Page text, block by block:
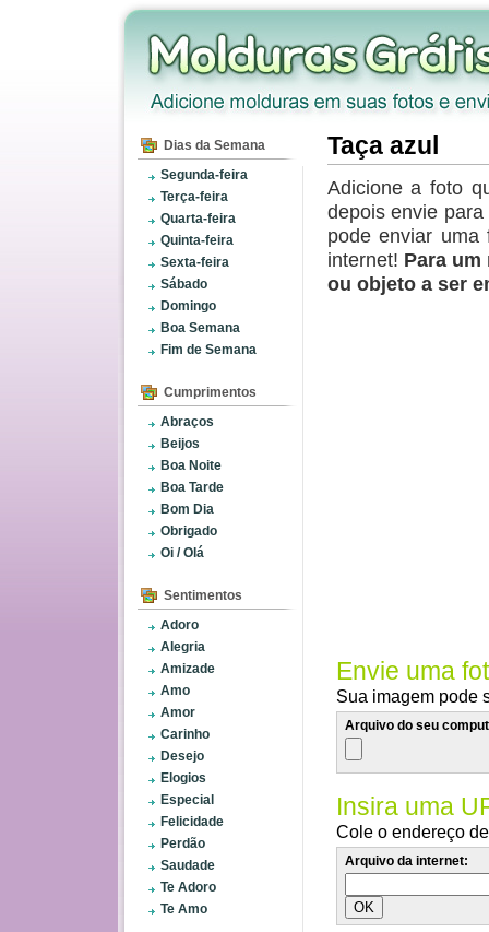
Dias da Semana
Segunda-feira
Terça-feira
Quarta-feira
Quinta-feira
Sexta-feira
Sábado
Domingo
Boa Semana
Fim de Semana
Cumprimentos
Abraços
Beijos
Boa Noite
Boa Tarde
Bom Dia
Obrigado
Oi / Olá
Sentimentos
Adoro
Alegria
Amizade
Amo
Amor
Carinho
Desejo
Elogios
Especial
Felicidade
Perdão
Saudade
Te Adoro
Te Amo
Taça azul
Adicione a foto
depois envie
pode enviar
internet! Para
ou objeto a ser
Envie uma
Sua imagem pode
Arquivo do seu
Insira uma
Cole o endereço
Arquivo da internet: